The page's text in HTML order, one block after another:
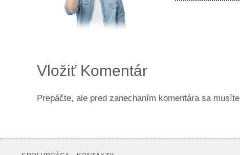
Vložiť Komentár
Prepáčte, ale pred zanechaním komentára sa musíte